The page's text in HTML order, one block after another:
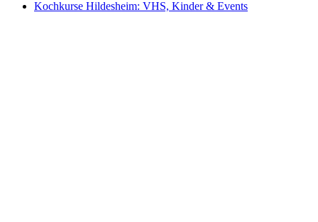
Kochkurse Hildesheim: VHS, Kinder & Events